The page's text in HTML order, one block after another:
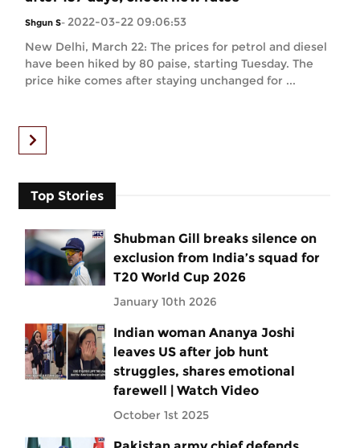
Shgun S- 2022-03-22 09:06:53
New Delhi, March 22: The prices for petrol and diesel
have been hiked by 80 paise, starting Tuesday. The
price hike comes after staying unchanged for ...
Top Stories
Shubman Gill breaks silence on
exclusion from India’s squad for
T20 World Cup 2026
January 10th 2026
Indian woman Ananya Joshi
leaves US after job hunt
struggles, shares emotional
farewell | Watch Video
October 1st 2025